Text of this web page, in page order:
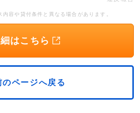
容や貸付条件と異なる場合があります。
はこちら
のページへ戻る